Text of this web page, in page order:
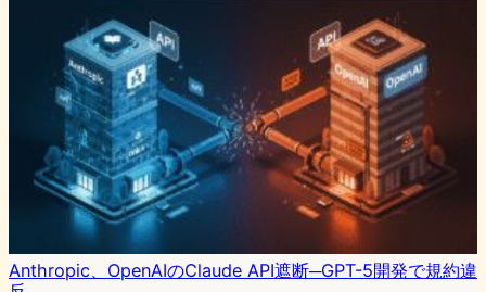
Anthropic、OpenAIのClaude API遮断─GPT-5開発で規約違